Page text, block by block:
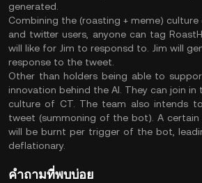
generated.
Combining the (roasting + meme)
and twitter users, anyone can tag
will like for Jim to responsd to. Jim will
response to the tweet.
Other than holders being able to
innovation behind the AI. They can join
culture of CT. The team also intends
tweet (summoning of the bot). A
will be burnt per trigger of the bot,
deflationary.
คำถามที่พบบ่อย